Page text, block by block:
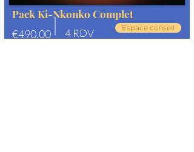
Pack Ki-Nkonko Complet
€490.00
4 RDV Espace conseil